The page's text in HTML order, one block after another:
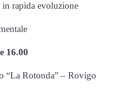
rapida evoluzione
16.00
“La Rotonda” – Rovigo